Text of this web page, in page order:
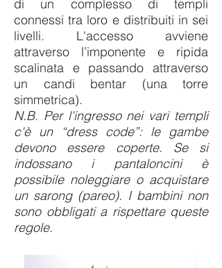
di un complesso di templi
connessi tra loro e distribuiti in sei
livelli. L'accesso avviene
attraverso l’imponente e ripida
scalinata e passando attraverso
un candi bentar (una torre
simmetrica).
N.B. Per l'ingresso nei vari templi
c'è un “dress code”: le gambe
devono essere coperte. Se si
indossano i pantaloncini è
possibile noleggiare o acquistare
un sarong (pareo). I bambini non
sono obbligati a rispettare queste
regole.